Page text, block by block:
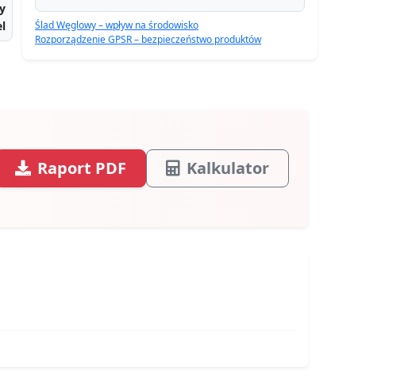
Ślad Węglowy – wpływ na środowisko
Rozporządzenie GPSR – bezpieczeństwo produktów
Raport PDF Kalkulator